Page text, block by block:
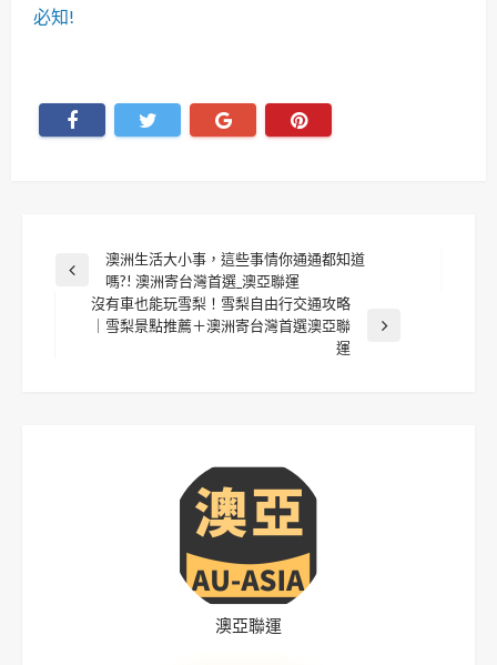
必知!
文
Previous
澳洲生活大小事，這些事情你通通都知道
嗎?! 澳洲寄台灣首選_澳亞聯運
Next
沒有車也能玩雪梨！雪梨自由行交通攻略
｜雪梨景點推薦＋澳洲寄台灣首選澳亞聯
運
澳亞聯運